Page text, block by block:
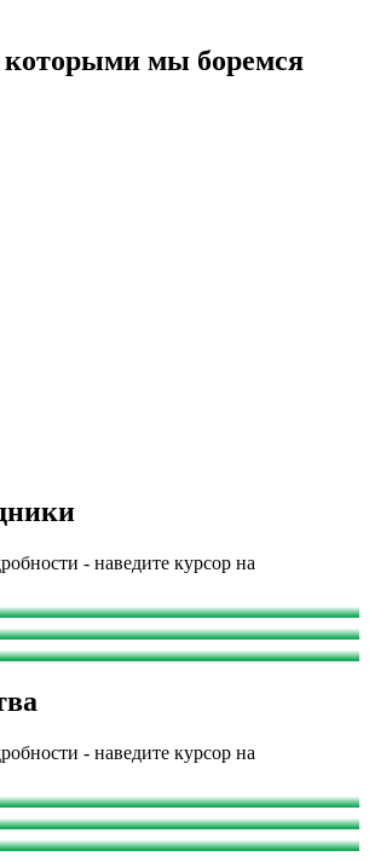
которыми мы боремся
- наведите курсор на
- наведите курсор на